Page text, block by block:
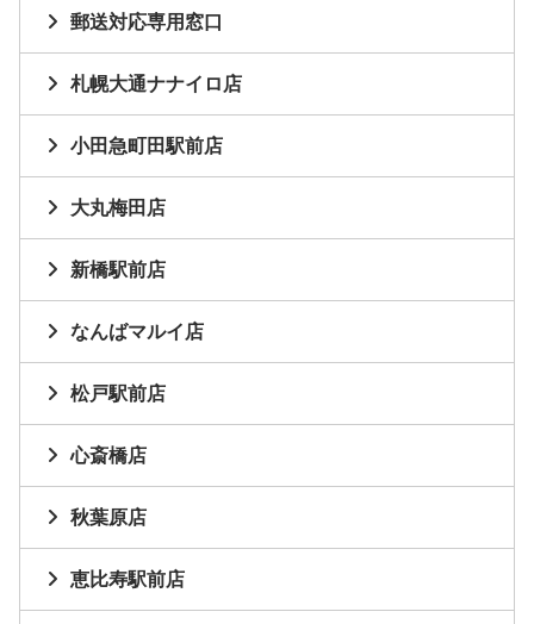
郵送対応専用窓口
札幌大通ナナイロ店
小田急町田駅前店
大丸梅田店
新橋駅前店
なんばマルイ店
松戸駅前店
心斎橋店
秋葉原店
恵比寿駅前店